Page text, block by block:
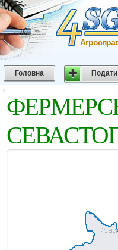
Головна